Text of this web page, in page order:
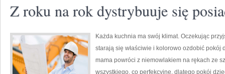
Z roku na rok dystrybuuje się
Każda kuchnia ma swój klimat. Oczekując
starają się właściwie i kolorowo ozdobić pokój
mama powróci z niemowlakiem na rękach ze
wszystkiego, co perfekcyjne, dlatego pokój